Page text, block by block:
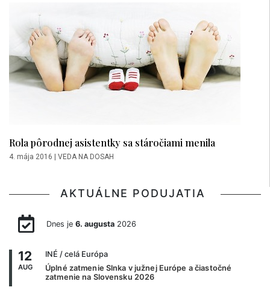
Rola pôrodnej asistentky sa stáročiami menila
4. mája 2016 VEDA NA DOSAH
AKTUÁLNE PODUJATIA
Dnes je 6. augusta2026
12
AUG
INÉ / celá Európa
Úplné zatmenie Slnka v južnej Európe a čiastočné
zatmenie na Slovensku 2026